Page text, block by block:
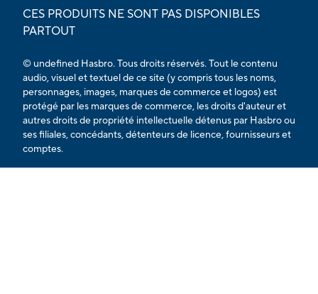
CES PRODUITS NE SONT PAS DISPONIBLES
PARTOUT
© undefined Hasbro. Tous droits réservés. Tout le contenu
audio, visuel et textuel de ce site (y compris tous les noms,
personnages, images, marques de commerce et logos) est
protégé par les marques de commerce, les droits d'auteur et
autres droits de propriété intellectuelle détenus par Hasbro ou
ses filiales, concédants, détenteurs de licence, fournisseurs et
comptes.